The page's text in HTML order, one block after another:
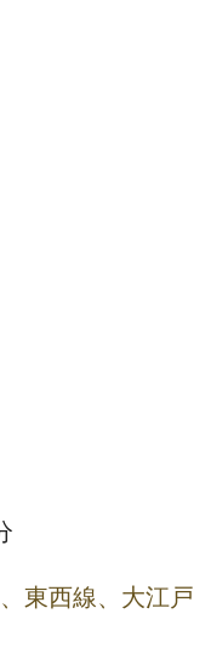
東西線、大江戸